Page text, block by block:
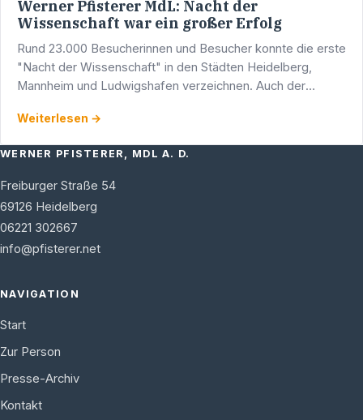
Werner Pfisterer MdL: Nacht der
Wissenschaft war ein großer Erfolg
Rund 23.000 Besucherinnen und Besucher konnte die erste
"Nacht der Wissenschaft" in den Städten Heidelberg,
Mannheim und Ludwigshafen verzeichnen. Auch der
war in …
Weiterlesen →
WERNER PFISTERER, MDL A. D.
Freiburger Straße 54
69126 Heidelberg
06221 302667
info@pfisterer.net
NAVIGATION
Start
Zur Person
Presse-Archiv
Kontakt